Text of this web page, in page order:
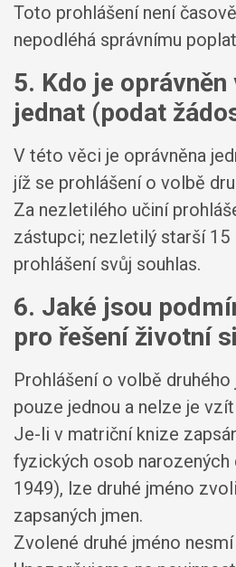
Toto prohlášení není
nepodléhá správnímu
5. Kdo je
jednat (podat
V této věci je oprávněna
jíž se prohlášení o volbě
Za nezletilého učiní
zástupci; nezletilý starší 15
prohlášení svůj souhlas.
6. Jaké jsou
pro řešení životní
Prohlášení o volbě
pouze jednou a nelze je
Je-li v matriční knize
fyzických osob narozených
1949), lze druhé jméno
zapsaných jmen.
Zvolené druhé jméno